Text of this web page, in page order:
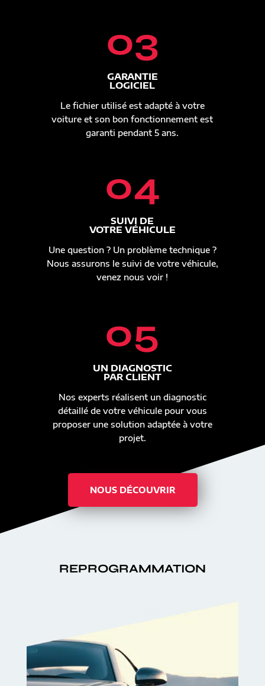
03
GARANTIE
LOGICIEL
Le fichier utilisé est adapté à votre
voiture et son bon fonctionnement est
garanti pendant 5 ans.
04
SUIVI DE
VOTRE VÉHICULE
Une question ? Un problème technique ?
Nous assurons le suivi de votre véhicule,
venez nous voir !
05
UN DIAGNOSTIC
PAR CLIENT
Nos experts réalisent un diagnostic
détaillé de votre véhicule pour vous
proposer une solution adaptée à votre
projet.
NOUS DÉCOUVRIR
REPROGRAMMATION